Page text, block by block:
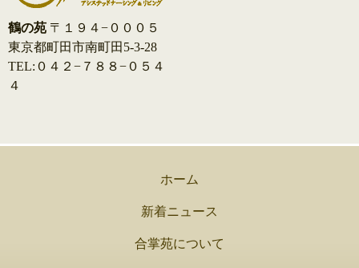
鶴の苑 〒１９４−０００５
東京都町田市南町田5-3-28
TEL:０４２−７８８−０５４
４
ホーム
新着ニュース
合掌苑について